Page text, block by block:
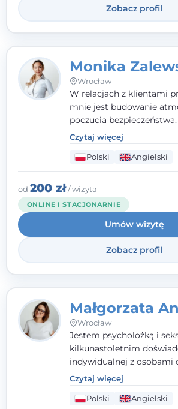
również koncentracja na
zasobach.
Zobacz profil
Monika
Wrocław
W relacjach z klientami
mnie jest budowanie
poczucia
poznawczo-behawioralne
które koncentrują się na
(TSR). Te polegają na
zamierzonych celów
rozwiązania trudnych
identyfikowanie i
oraz mocnych stron
pracy korzystam także z
motywacyjnego i
Czytaj więcej
Polski Angielski
od 200 zł/ wizyta
ONLINE I STACJONARNIE
Umów wizytę
Zobacz profil
Małgorzata
Wrocław
Jestem psycholożką i
kilkunastoletnim
indywidualnej z osobami
parami. Specjalizuję się w
seksualnego, żałoby,
wypalenia zawodowego.
Czytaj więcej
Polski Angielski